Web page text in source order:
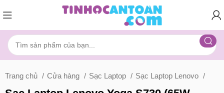
Trang chủ Cửa hàng Sạc Laptop Sạc Laptop Lenovo